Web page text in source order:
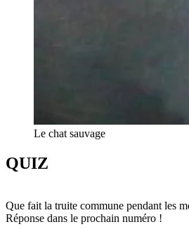
Le chat sauvage
QUIZ
Que fait la truite commune pendant les
Réponse dans le prochain numéro !